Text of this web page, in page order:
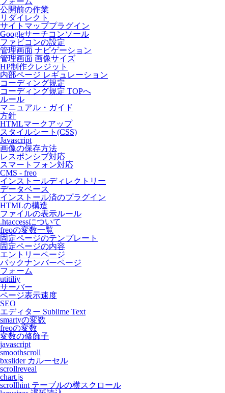
公開前の作業
リダイレクト
サイトマッププラグイン
Googleサーチコンソール
ファビコンの設定
管理画面 ナビゲーション
管理画面 画像サイズ
HP制作クレジット
内部ページ レギュレーション
コーディング規定
コーディング規定 TOPへ
ルール
マニュアル・ガイド
方針
HTMLマークアップ
スタイルシート(CSS)
Javascript
画像の保存方法
レスポンシブ対応
スマートフォン対応
CMS - freo
インストールディレクトリー
データベース
インストール済のプラグイン
HTMLの構造
ファイルの表示ルール
.htaccessについて
freoの変数一覧
固定ページのテンプレート
固定ページの内容
エントリーページ
バックナンバーページ
フォーム
utitiliy
サーバー
ページ表示速度
SEO
エディター Sublime Text
smartyの変数
freoの変数
変数の修飾子
javascript
smoothscroll
bxslider カルーセル
scrollreveal
chart.js
scrollhint テーブルの横スクロール